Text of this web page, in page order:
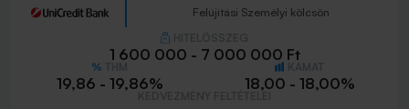
Felújítási Személyi kölcsön
1 600 000 - 7 000 000 Ft
19,86 - 19,86% 18,00 - 18,00%